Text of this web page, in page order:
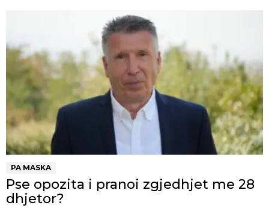
PA MASKA
Pse opozita i pranoi zgjedhjet me 28
dhjetor?